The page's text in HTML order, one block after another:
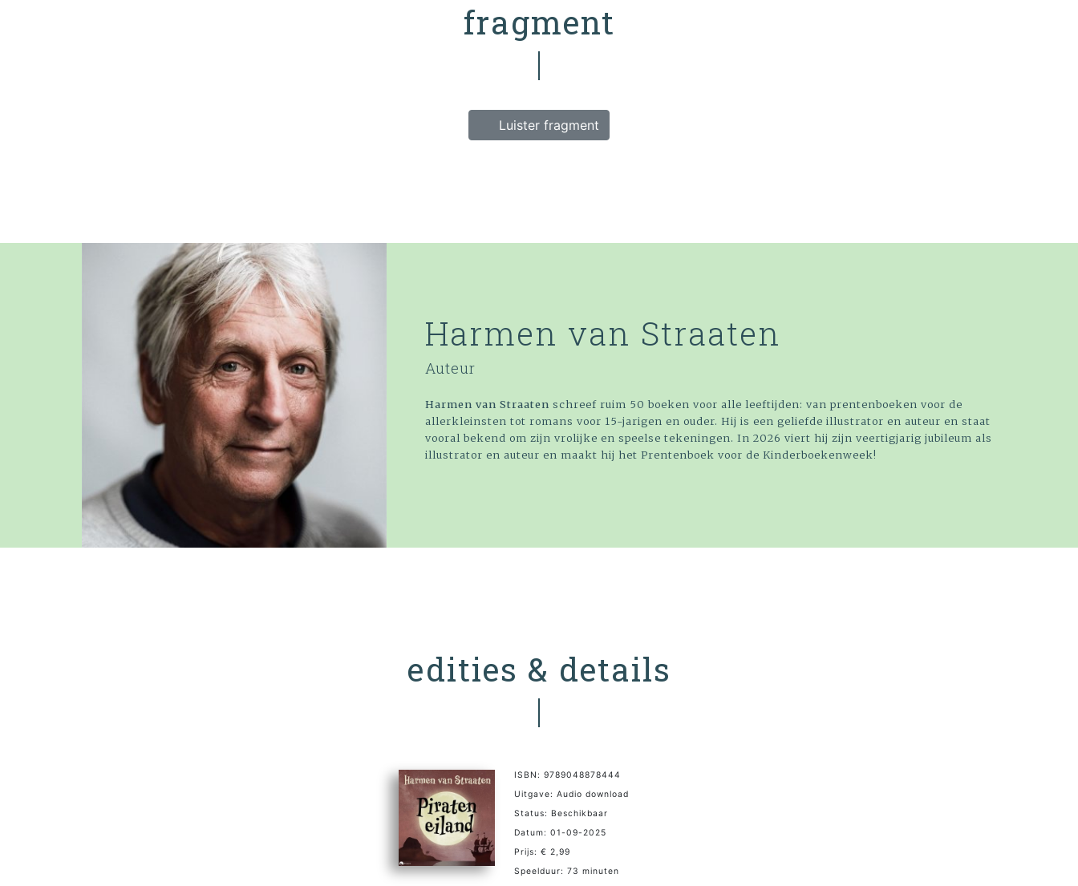
fragment
Luister fragment
Harmen van Straaten
Auteur
Harmen van Straaten schreef ruim 50 boeken voor alle leeftijden: van prentenboeken voor de
allerkleinsten tot romans voor 15-jarigen en ouder. Hij is een geliefde illustrator en auteur en staat
vooral bekend om zijn vrolijke en speelse tekeningen. In 2026 viert hij zijn veertigjarig jubileum als
illustrator en auteur en maakt hij het Prentenboek voor de Kinderboekenweek!
edities & details
ISBN: 9789048878444
Uitgave: Audio download
Status: Beschikbaar
Datum: 01-09-2025
Prijs: € 2,99
Speelduur: 73 minuten